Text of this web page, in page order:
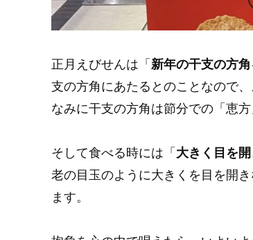
正月えびせんは「 新年の干支の方角
支の方角にあたるとのことなので
なみに干支の方角は節分での「恵方
そして食べる時には「 大きく目を
老の目玉のように大きくを目を開
ます。